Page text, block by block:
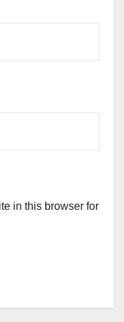
in this browser for